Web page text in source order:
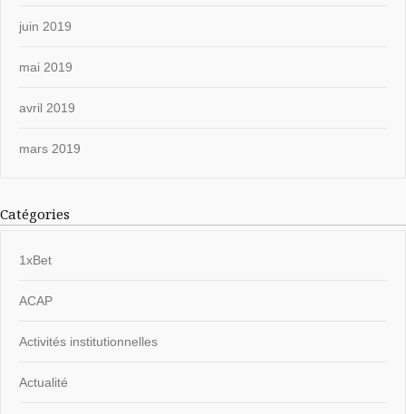
juin 2019
mai 2019
avril 2019
mars 2019
Catégories
1xBet
ACAP
Activités institutionnelles
Actualité